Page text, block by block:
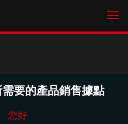
要的產品銷售據點
您好